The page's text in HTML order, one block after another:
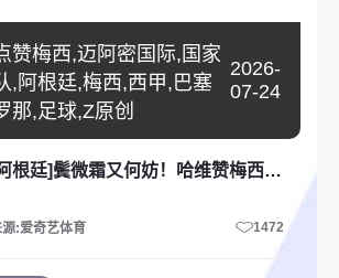
赞梅西,迈阿密国际,国家
,阿根廷,梅西,西甲,巴塞
那,足球,Z原创
2026-
07-24
[阿根廷]鬓微霜又何妨！哈维赞梅西：历史最佳！他依然能在球场上决定比赛
源:爱奇艺体育 1472